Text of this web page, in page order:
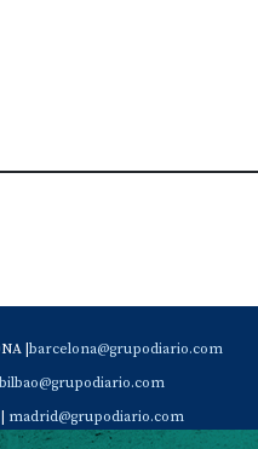
| barcelona@grupodiario.com
bilbao@grupodiario.com
madrid@grupodiario.com